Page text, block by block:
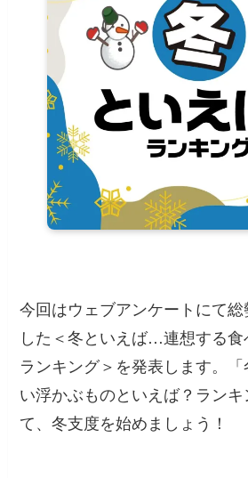
今回はウェブアンケートにて
した＜冬といえば…連想する
ランキング＞を発表します。
い浮かぶものといえば？ラン
て、冬支度を始めましょう！